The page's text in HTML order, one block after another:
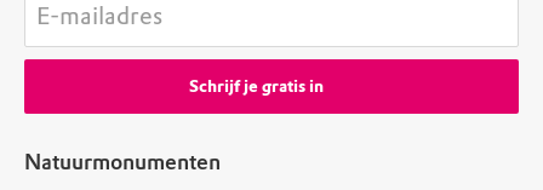
Natuurmonumenten
E-mailadres
Schrijf je gratis in